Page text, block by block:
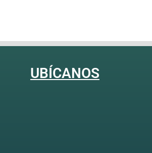
UBÍCANOS